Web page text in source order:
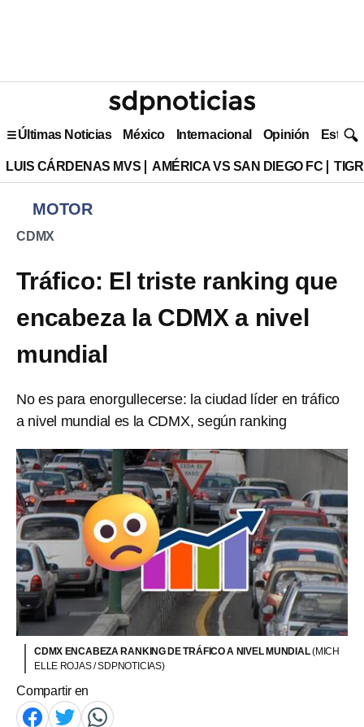
Últimas Noticias México Internacional Opinión Estilo
LUIS CÁRDENAS MVS AMÉRICA VS SAN DIEGO FC
MOTOR
CDMX
Tráfico: El triste ranking que
encabeza la CDMX a nivel
mundial
No es para enorgullecerse: la ciudad líder en tráfico
a nivel mundial es la CDMX, según ranking
CDMX ENCABEZA RANKING DE TRÁFICO A NIVEL MUNDIAL(MICH
ELLE ROJAS / SDPNOTICIAS)
Compartir en